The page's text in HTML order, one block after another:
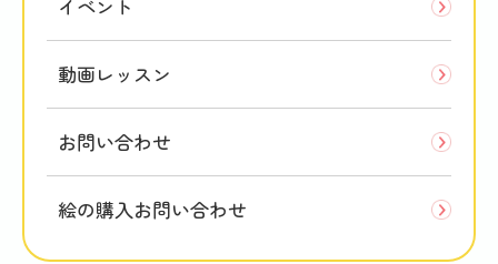
イベント
動画レッスン
お問い合わせ
絵の購入お問い合わせ